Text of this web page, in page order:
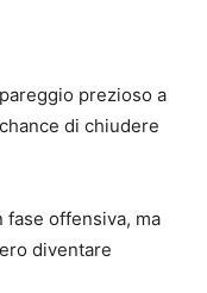
prezioso a
di chiudere
fase offensiva, ma
diventare